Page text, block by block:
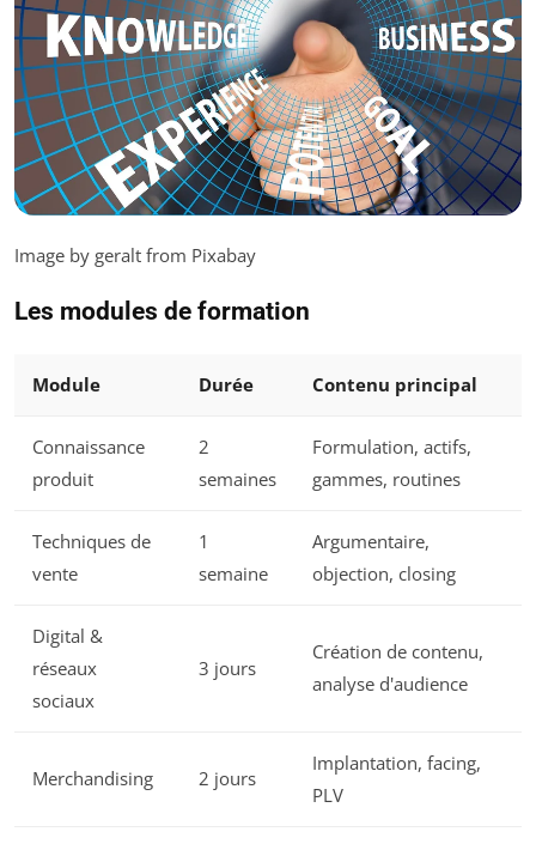
Image by geralt from Pixabay
Les modules de formation
Module Durée Contenu principal
Connaissance
produit
2
semaines
Formulation, actifs,
gammes, routines
Techniques de
vente
1
semaine
Argumentaire,
objection, closing
Digital &
réseaux
sociaux
3 jours
Création de contenu,
analyse d'audience
Merchandising 2 jours
Implantation, facing,
PLV